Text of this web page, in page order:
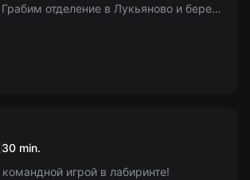
отделение в Лукьяново и берем
и взрослых.
30 min.
игрой в лабиринте!